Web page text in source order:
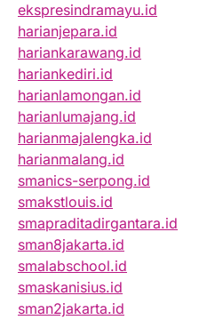
ekspresindramayu.id
harianjepara.id
hariankarawang.id
hariankediri.id
harianlamongan.id
harianlumajang.id
harianmajalengka.id
harianmalang.id
smanics-serpong.id
smakstlouis.id
smapraditadirgantara.id
sman8jakarta.id
smalabschool.id
smaskanisius.id
sman2jakarta.id